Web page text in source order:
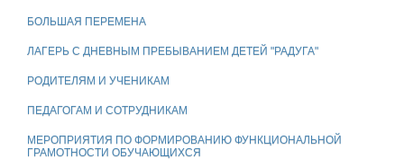
БОЛЬШАЯ ПЕРЕМЕНА
ЛАГЕРЬ С ДНЕВНЫМ ПРЕБЫВАНИЕМ ДЕТЕЙ "РАДУГА"
РОДИТЕЛЯМ И УЧЕНИКАМ
ПЕДАГОГАМ И СОТРУДНИКАМ
МЕРОПРИЯТИЯ ПО ФОРМИРОВАНИЮ ФУНКЦИОНАЛЬНОЙ
ГРАМОТНОСТИ ОБУЧАЮЩИХСЯ